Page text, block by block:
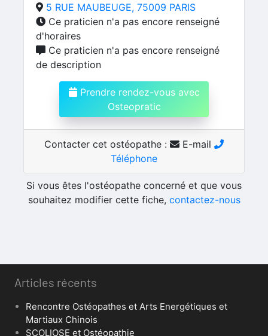
5 RUE MAUBEUGE, 75009 PARIS
Ce praticien n'a pas encore renseigné
d'horaires
Ce praticien n'a pas encore renseigné
de description
Prendre rendez-vous avec
Osteopratic
Contacter cet ostéopathe :
E-mail
Téléphone
Si vous êtes l'ostéopathe concerné et que vous
souhaitez modifier cette fiche, contactez-nous
Articles récents
Rencontre Ostéopathes et Arts Energétiques et
Martiaux Chinois
SCOLIOSE et Ostéopathie